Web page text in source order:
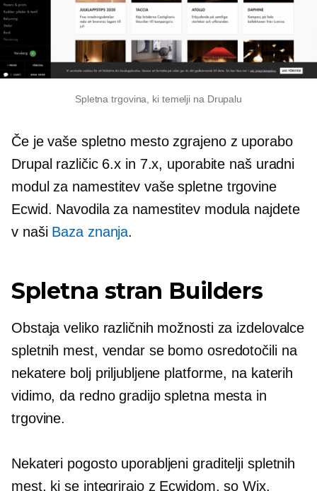
Spletna trgovina, ki temelji na Drupalu
Če je vaše spletno mesto zgrajeno z uporabo
Drupal različic 6.x in 7.x, uporabite naš uradni
modul za namestitev vaše spletne trgovine
Ecwid. Navodila za namestitev modula najdete
v naši Baza znanja.
Spletna stran Builders
Obstaja veliko različnih možnosti za izdelovalce
spletnih mest, vendar se bomo osredotočili na
nekatere bolj priljubljene platforme, na katerih
vidimo, da redno gradijo spletna mesta in
trgovine.
Nekateri pogosto uporabljeni graditelji spletnih
mest, ki se integrirajo z Ecwidom, so Wix,